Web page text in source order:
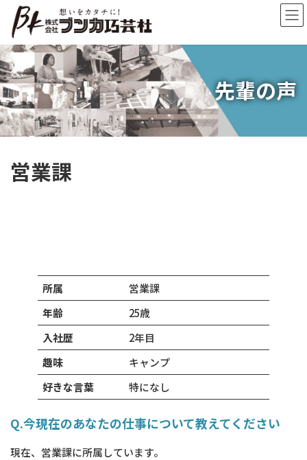
ン
ツ
へ
ス
キ
ッ
プ
ー
シ
ョ
ン
に
移
動
先輩の声
営業課
所属
営業課
年齢
25歳
入社歴
2年目
趣味
キャンプ
好きな言葉
特になし
Q.今現在のあなたの仕事について教えてください
現在、営業課に所属しています。